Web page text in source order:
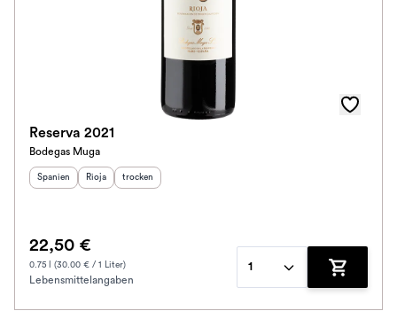
Reserva 2021
Bodegas Muga
Herkunftsland:
Spanien Herkunftsregion:
Rioja Geschmack
trocken
22,50 €
0.75 l (30.00 € / 1 Liter)
Lebensmittelangaben
1
Zum